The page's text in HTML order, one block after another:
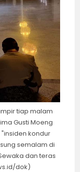
tiap malam
Gusti Moeng
kondur
semalam di
dan teras
dok)